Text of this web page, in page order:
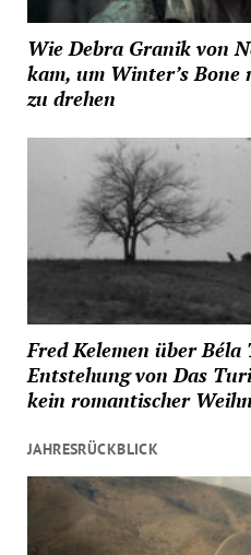
Wie Debra Granik von
kam, um Winter’s
zu drehen
Fred Kelemen über
Entstehung von Das
kein romantischer
JAHRESRÜCKBLICK